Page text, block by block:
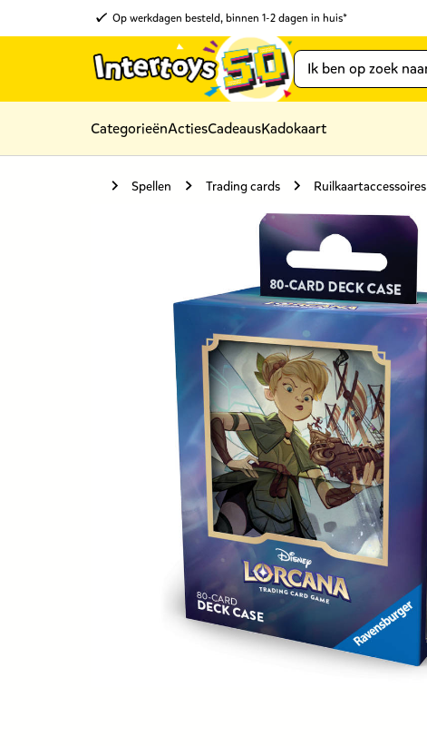
Op werkdagen besteld, binnen 1-2 dagen in huis*
CategorieënActiesCadeausKadokaart
Spellen Trading cards Ruilkaartaccessoires